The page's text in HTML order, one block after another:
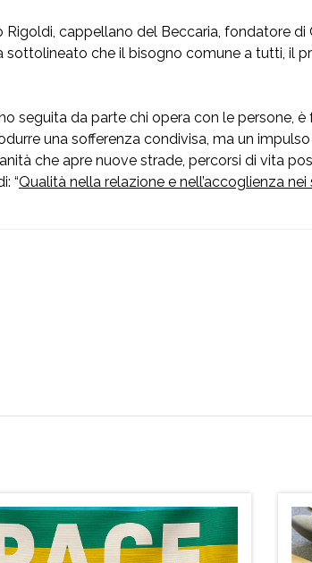
cappellano del Beccaria, fondatore
che il bisogno comune a tutti, il
seguita da parte chi opera con le persone,
una sofferenza condivisa, ma un
che apre nuove strade, percorsi di vita
“Qualità nella relazione e nell’accoglienza nei